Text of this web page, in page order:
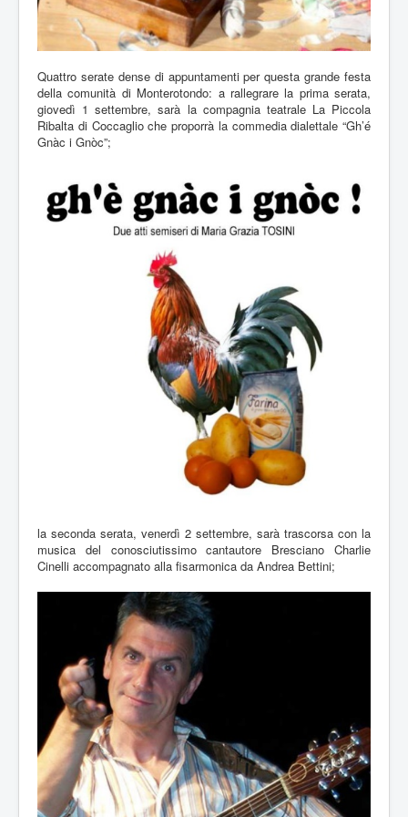
Quattro serate dense di appuntamenti per questa grande festa
della comunità di Monterotondo: a rallegrare la prima serata,
giovedì 1 settembre, sarà la compagnia teatrale La Piccola
Ribalta di Coccaglio che proporrà la commedia dialettale “Gh’é
Gnàc i Gnòc”;
la seconda serata, venerdì 2 settembre, sarà trascorsa con la
musica del conosciutissimo cantautore Bresciano Charlie
Cinelli accompagnato alla fisarmonica da Andrea Bettini;